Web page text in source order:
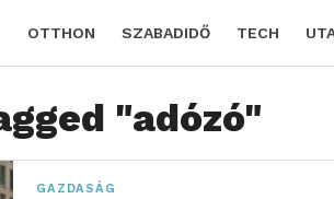
OTTHON SZABADIDŐ TECH
"adózó"
GAZDASÁG